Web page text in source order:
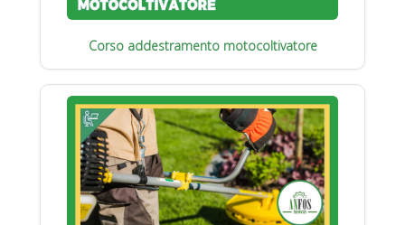
Corso addestramento motocoltivatore